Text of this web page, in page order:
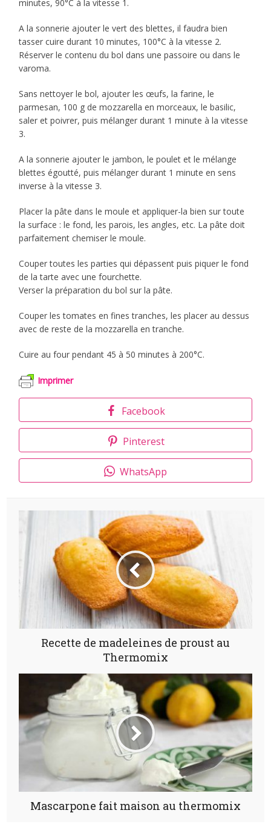
minutes, 90°C à la vitesse 1.
A la sonnerie ajouter le vert des blettes, il faudra bien
tasser cuire durant 10 minutes, 100°C à la vitesse 2.
Réserver le contenu du bol dans une passoire ou dans le
varoma.
Sans nettoyer le bol, ajouter les œufs, la farine, le
parmesan, 100 g de mozzarella en morceaux, le basilic,
saler et poivrer, puis mélanger durant 1 minute à la vitesse
3.
A la sonnerie ajouter le jambon, le poulet et le mélange
blettes égoutté, puis mélanger durant 1 minute en sens
inverse à la vitesse 3.
Placer la pâte dans le moule et appliquer-la bien sur toute
la surface : le fond, les parois, les angles, etc. La pâte doit
parfaitement chemiser le moule.
Couper toutes les parties qui dépassent puis piquer le fond
de la tarte avec une fourchette.
Verser la préparation du bol sur la pâte.
Couper les tomates en fines tranches, les placer au dessus
avec de reste de la mozzarella en tranche.
Cuire au four pendant 45 à 50 minutes à 200°C.
Imprimer
Facebook
Pinterest
WhatsApp
Recette de madeleines de proust au
Thermomix
Mascarpone fait maison au thermomix